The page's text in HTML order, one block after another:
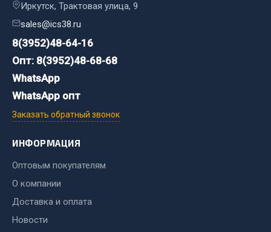
Весь раздел
Запчасти ЯМЗ
Двигатель
Система питания
Система выпуска газа
Система охлаждения
Коробка передач
Весь раздел
Иркутск, Трактовая улица, 9
sales@ics38.ru
8(3952)48-64-16
Опт: 8(3952)48-68-68
WhatsApp
WhatsApp опт
Заказать обратный звонок
ИНФОРМАЦИЯ
Оптовым покупателям
О компании
Доставка и оплата
Новости